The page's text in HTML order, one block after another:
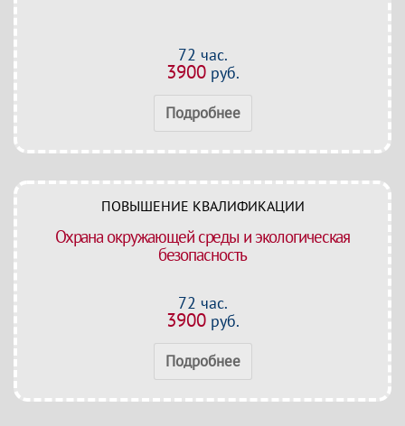
72 час.
3900руб.
Подробнее
ПОВЫШЕНИЕ КВАЛИФИКАЦИИ
Охрана окружающей среды и экологическая
безопасность
72 час.
3900руб.
Подробнее